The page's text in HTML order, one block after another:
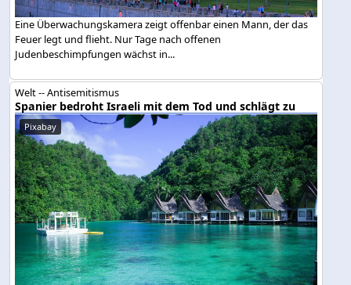
Eine Überwachungskamera zeigt offenbar einen Mann, der das
Feuer legt und flieht. Nur Tage nach offenen
Judenbeschimpfungen wächst in...
Welt -- Antisemitismus
Spanier bedroht Israeli mit dem Tod und schlägt zu
Pixabay